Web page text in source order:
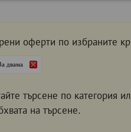
оферти по избраните
двама
търсене по категория
на търсене.